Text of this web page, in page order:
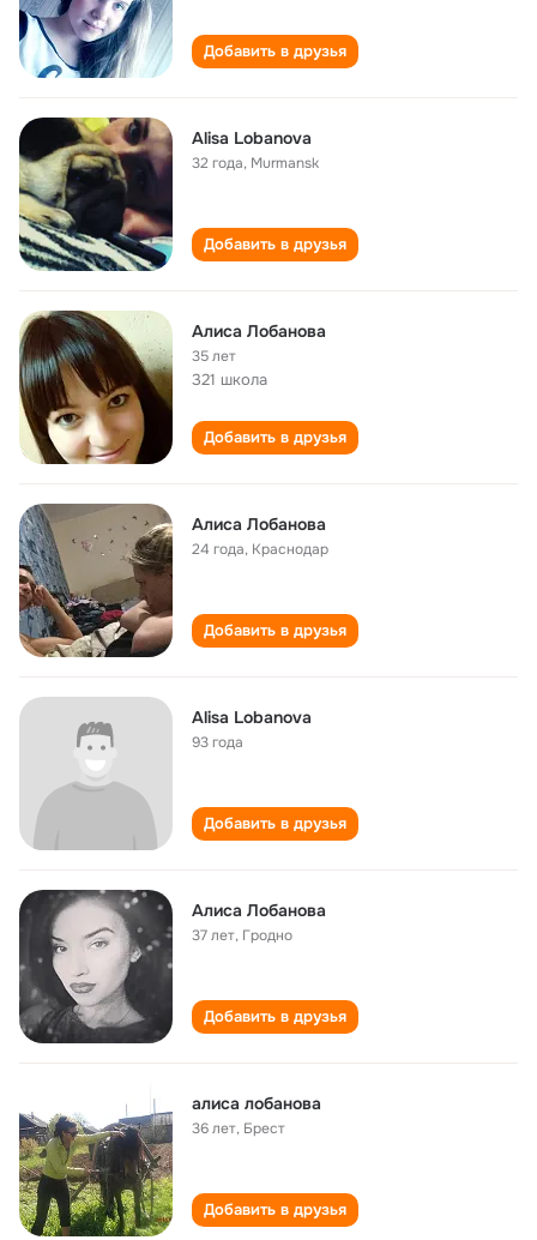
Добавить в друзья
Alisa Lobanova
32 года, Murmansk
Добавить в друзья
Алиса Лобанова
35 лет
321 школа
Добавить в друзья
Алиса Лобанова
24 года, Краснодар
Добавить в друзья
Alisa Lobanova
93 года
Добавить в друзья
Алиса Лобанова
37 лет, Гродно
Добавить в друзья
алиса лобанова
36 лет, Брест
Добавить в друзья